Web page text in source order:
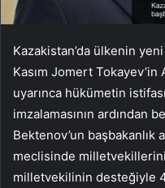
Kazakistan’da ülkenin
Kasım Jomert Tokayev’in
uyarınca hükümetin
imzalamasının ardından
Bektenov’un başbakanlık
meclisinde
milletvekilinin desteğiyle